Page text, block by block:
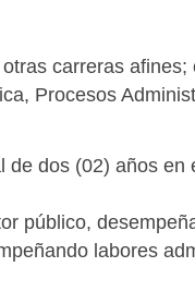
carreras
Procesos
dos (02) años en
público,
labores